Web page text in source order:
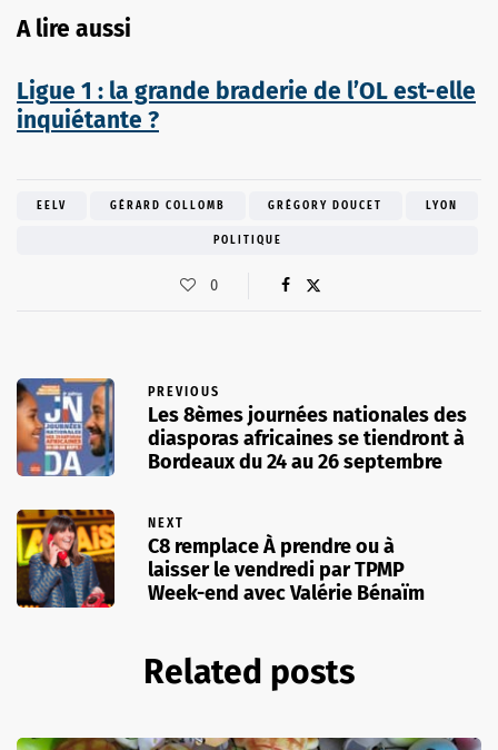
A lire aussi
Ligue 1 : la grande braderie de l’OL est-elle
inquiétante ?
EELV GÉRARD COLLOMB GRÉGORY DOUCET LYON
POLITIQUE
0
PREVIOUS
Les 8èmes journées nationales des
diasporas africaines se tiendront à
Bordeaux du 24 au 26 septembre
NEXT
C8 remplace À prendre ou à
laisser le vendredi par TPMP
Week-end avec Valérie Bénaïm
Related posts